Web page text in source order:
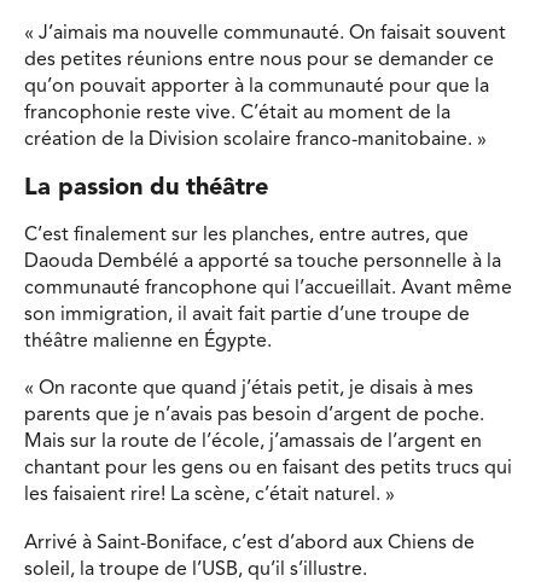
« J’aimais ma nouvelle communauté. On faisait souvent
des petites réunions entre nous pour se demander ce
qu’on pouvait apporter à la communauté pour que la
francophonie reste vive. C’était au moment de la
création de la Division scolaire franco-manitobaine. »
La passion du théâtre
C’est finalement sur les planches, entre autres, que
Daouda Dembélé a apporté sa touche personnelle à la
communauté francophone qui l’accueillait. Avant même
son immigration, il avait fait partie d’une troupe de
théâtre malienne en Égypte.
« On raconte que quand j’étais petit, je disais à mes
parents que je n’avais pas besoin d’argent de poche.
Mais sur la route de l’école, j’amassais de l’argent en
chantant pour les gens ou en faisant des petits trucs qui
les faisaient rire! La scène, c’était naturel. »
Arrivé à Saint-Boniface, c’est d’abord aux Chiens de
soleil, la troupe de l’USB, qu’il s’illustre.